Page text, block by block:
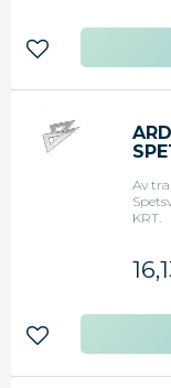
Lägg till i
Av
KRT.
Lägg till i